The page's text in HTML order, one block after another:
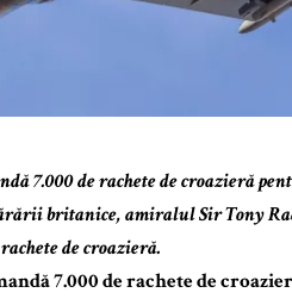
7.000 de rachete de croazieră
britanice, amiralul Sir Tony
de croazieră.
7.000 de rachete de